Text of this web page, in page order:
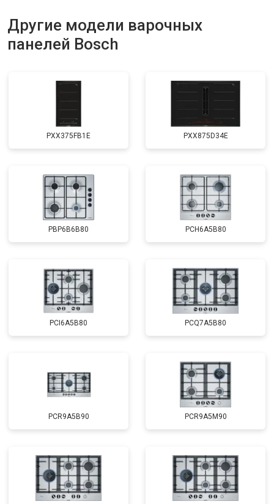
Другие модели варочных
панелей Bosch
PXX375FB1E PXX875D34E
PBP6B6B80 PCH6A5B80
PCI6A5B80 PCQ7A5B80
PCR9A5B90 PCR9A5M90